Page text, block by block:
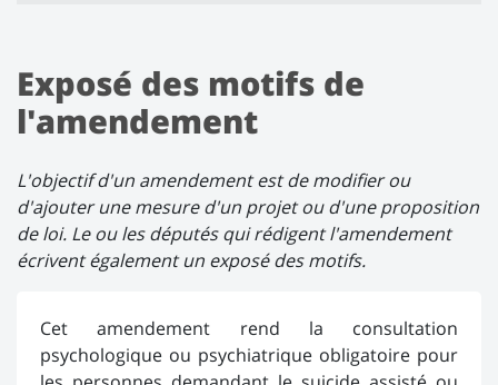
Exposé des motifs de
l'amendement
L'objectif d'un amendement est de modifier ou
d'ajouter une mesure d'un projet ou d'une proposition
de loi. Le ou les députés qui rédigent l'amendement
écrivent également un exposé des motifs.
Cet amendement rend la consultation
psychologique ou psychiatrique obligatoire pour